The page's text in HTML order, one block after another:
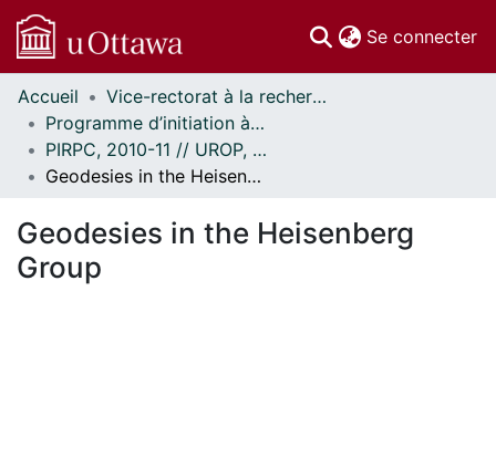
Se connecter
Communautés
et collections
Parcourir
Statistiques
À propos
Accueil
Vice-rectorat à la recherche // Office of the V-P, Research
Programme d’initiation à la recherche au premier cycle (PIRPC) // Undergraduate Research Opportunity Program (UROP)
PIRPC, 2010-11 // UROP, 2010-11
Geodesies in the Heisenberg Group
Geodesies in the Heisenberg
Group